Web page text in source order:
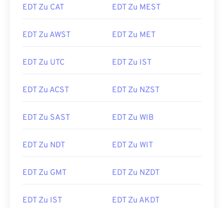
EDT Zu CAT EDT Zu MEST
EDT Zu AWST EDT Zu MET
EDT Zu UTC EDT Zu IST
EDT Zu ACST EDT Zu NZST
EDT Zu SAST EDT Zu WIB
EDT Zu NDT EDT Zu WIT
EDT Zu GMT EDT Zu NZDT
EDT Zu IST EDT Zu AKDT